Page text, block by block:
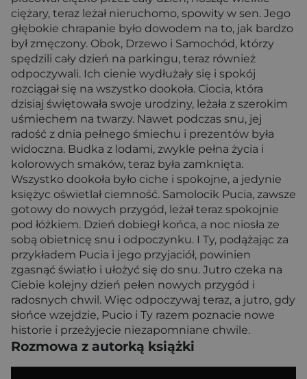
ciężary, teraz leżał nieruchomo, spowity w sen. Jego
głębokie chrapanie było dowodem na to, jak bardzo
był zmęczony. Obok, Drzewo i Samochód, którzy
spędzili cały dzień na parkingu, teraz również
odpoczywali. Ich cienie wydłużały się i spokój
rozciągał się na wszystko dookoła. Ciocia, która
dzisiaj świętowała swoje urodziny, leżała z szerokim
uśmiechem na twarzy. Nawet podczas snu, jej
radość z dnia pełnego śmiechu i prezentów była
widoczna. Budka z lodami, zwykle pełna życia i
kolorowych smaków, teraz była zamknięta.
Wszystko dookoła było ciche i spokojne, a jedynie
księżyc oświetlał ciemność. Samolocik Pucia, zawsze
gotowy do nowych przygód, leżał teraz spokojnie
pod łóżkiem. Dzień dobiegł końca, a noc niosła ze
sobą obietnicę snu i odpoczynku. I Ty, podążając za
przykładem Pucia i jego przyjaciół, powinien
zgasnąć światło i ułożyć się do snu. Jutro czeka na
Ciebie kolejny dzień pełen nowych przygód i
radosnych chwil. Więc odpoczywaj teraz, a jutro, gdy
słońce wzejdzie, Pucio i Ty razem poznacie nowe
historie i przeżyjecie niezapomniane chwile.
Rozmowa z autorką książki